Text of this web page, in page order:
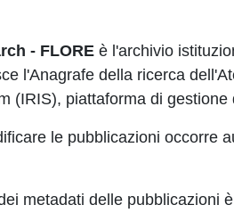
- FLORE è l'archivio
l'Anagrafe della ricerca
(IRIS), piattaforma di
le pubblicazioni occorre
metadati delle pubblicazioni